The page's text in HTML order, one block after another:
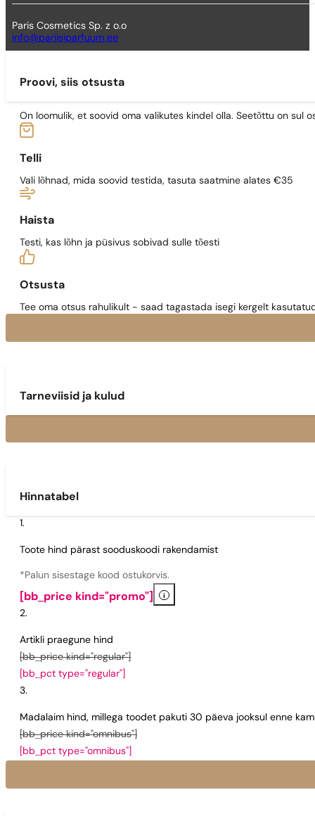
Paris Cosmetics Sp. z o.o
info@pariisiparfuum.ee
Proovi, siis otsusta
On loomulik, et soovid oma valikutes kindel olla. Seetõttu on sul
Telli
Vali lõhnad, mida soovid testida, tasuta saatmine alates €35
Haista
Testi, kas lõhn ja püsivus sobivad sulle tõesti
Otsusta
Tee oma otsus rahulikult - saad tagastada isegi kergelt
Tarneviisid ja kulud
Hinnatabel
Toote hind pärast sooduskoodi rakendamist
*Palun sisestage kood ostukorvis.
[bb_price kind="promo"] i
Artikli praegune hind
[bb_price kind="regular"]
[bb_pct type="regular"]
Madalaim hind, millega toodet pakuti 30 päeva jooksul enne
[bb_price kind="omnibus"]
[bb_pct type="omnibus"]